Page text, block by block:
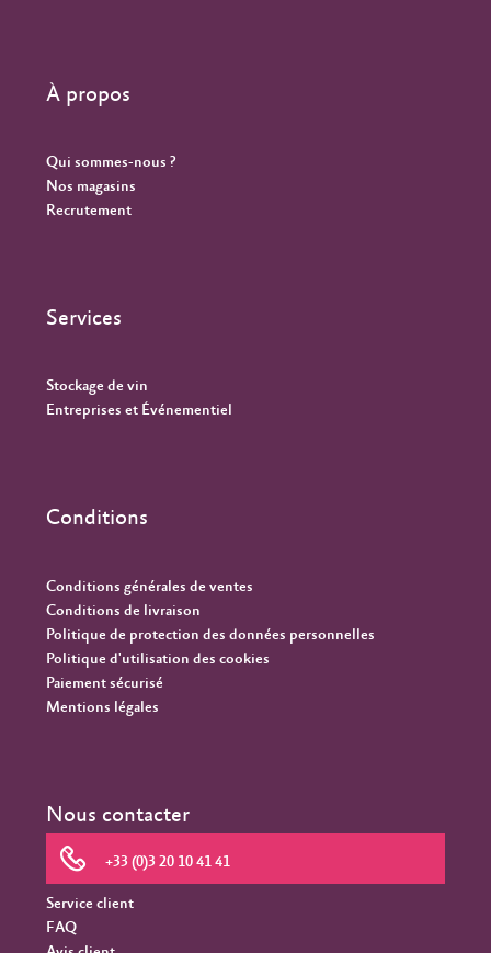
À propos
Qui sommes-nous ?
Nos magasins
Recrutement
Services
Stockage de vin
Entreprises et Événementiel
Conditions
Conditions générales de ventes
Conditions de livraison
Politique de protection des données personnelles
Politique d'utilisation des cookies
Paiement sécurisé
Mentions légales
Nous contacter
+33 (0)3 20 10 41 41
Service client
FAQ